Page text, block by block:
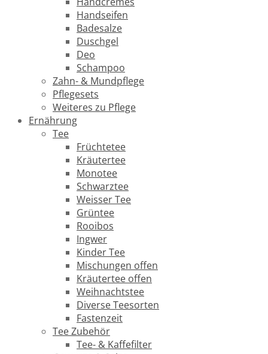
Handseifen
Badesalze
Duschgel
Deo
Schampoo
Zahn- & Mundpflege
Pflegesets
Weiteres zu Pflege
Ernährung
Tee
Früchtetee
Kräutertee
Monotee
Schwarztee
Weisser Tee
Grüntee
Rooibos
Ingwer
Kinder Tee
Mischungen offen
Kräutertee offen
Weihnachtstee
Diverse Teesorten
Fastenzeit
Tee Zubehör
Tee- & Kaffefilter